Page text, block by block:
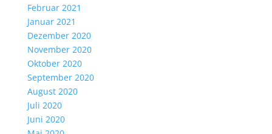
Februar 2021
Januar 2021
Dezember 2020
November 2020
Oktober 2020
September 2020
August 2020
Juli 2020
Juni 2020